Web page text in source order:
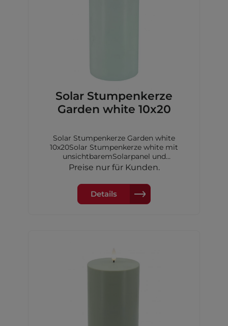
Solar Stumpenkerze
Garden white 10x20
Solar Stumpenkerze Garden white
10x20Solar Stumpenkerze white mit
unsichtbaremSolarpanel und
Dimmerungssensor, 10x20 cm,inkl. 1xAA
Preise nur für Kunden.
Details